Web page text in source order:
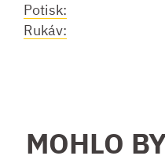
Potisk:
Rukáv:
MOHLO